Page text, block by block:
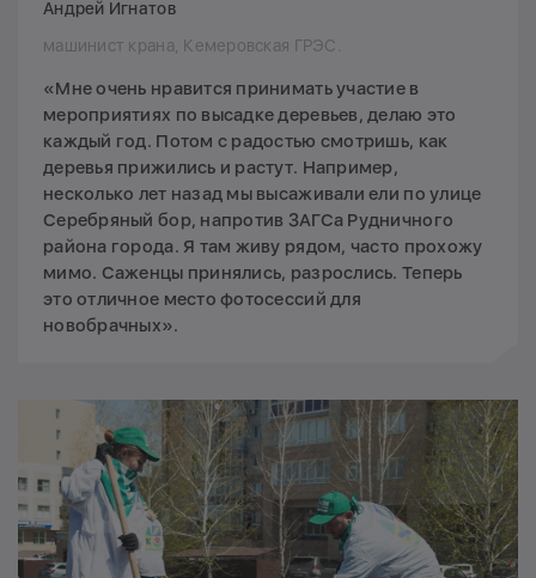
Андрей Игнатов
машинист крана, Кемеровская ГРЭС.
«Мне очень нравится принимать участие в
мероприятиях по высадке деревьев, делаю это
каждый год. Потом с радостью смотришь, как
деревья прижились и растут. Например,
несколько лет назад мы высаживали ели по улице
Серебряный бор, напротив ЗАГСа Рудничного
района города. Я там живу рядом, часто прохожу
мимо. Саженцы принялись, разрослись. Теперь
это отличное место фотосессий для
новобрачных».